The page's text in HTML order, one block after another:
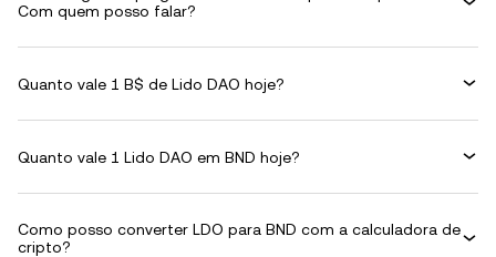
Com quem posso falar?
Quanto vale 1 B$ de Lido DAO hoje?
Quanto vale 1 Lido DAO em BND hoje?
Como posso converter LDO para BND com a calculadora de
cripto?